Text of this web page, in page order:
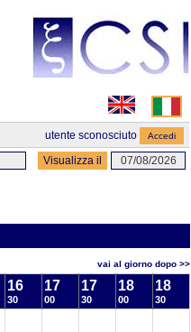
utente sconosciuto
vai al giorno dopo >>
16
30
17
00
17
30
18
00
18
30